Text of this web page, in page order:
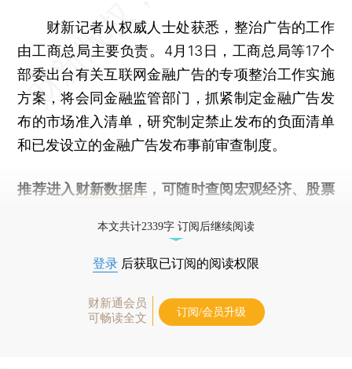
财新记者从权威人士处获悉，整治广告的工作
由工商总局主要负责。4月13日，工商总局等17个
部委出台有关互联网金融广告的专项整治工作实施
方案，将会同金融监管部门，抓紧制定金融广告发
布的市场准入清单，研究制定禁止发布的负面清单
和已发设立的金融广告发布事前审查制度。
推荐进入 财新数据库 ，可随时查阅宏观经济、股票
本文共计2339字 订阅后继续阅读
登录 后获取已订阅的阅读权限
财新通会员
可畅读全文
订阅/会员升级